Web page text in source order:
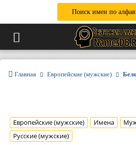
Поиск имен по
Главная Европейские (мужские)
Европейские (мужские) Имена
Русские (мужские)